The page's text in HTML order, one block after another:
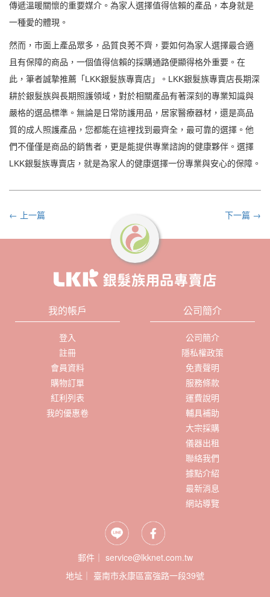
傳遞溫暖關懷的重要媒介。為家人選擇值得信賴的產品，本身就是
一種愛的體現。
然而，市面上產品眾多，品質良莠不齊，要如何為家人選擇最合適
且有保障的商品，一個值得信賴的採購通路便顯得格外重要。在
此，筆者誠摯推薦「LKK銀髮族專賣店」。LKK銀髮族專賣店長期深
耕於銀髮族與長期照護領域，對於相關產品有著深刻的專業知識與
嚴格的選品標準。無論是日常防護用品，居家醫療器材，還是高品
質的成人照護產品，您都能在這裡找到最齊全，最可靠的選擇。他
們不僅僅是商品的銷售者，更是能提供專業諮詢的健康夥伴。選擇
LKK銀髮族專賣店，就是為家人的健康選擇一份專業與安心的保障。
← 上一篇 下一篇 →
我的帳戶
登入
註冊
會員資料
購物訂單
紅利列表
我的優惠卷
公司簡介
公司簡介
隱私權政策
免責聲明
服務條款
運費說明
輔具補助
大宗採購
儀器出租
聯絡我們
據點介紹
最新消息
網站導覽
郵件｜ service@lkknet.com.tw
地址｜